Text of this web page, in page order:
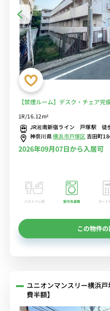
【禁煙ルーム】デスク・チェア
まで1駅＆渋谷駅や新宿駅までダ
レンタル中！
1R/16.12m²
JR湘南新宿ライン 戸塚駅 徒
神奈川県横浜市戸塚区吉田町
2026年09月07日から入居可
バストイレ別 室内洗濯機 オート
この物件
ユニオンマンスリー横浜
費半額】